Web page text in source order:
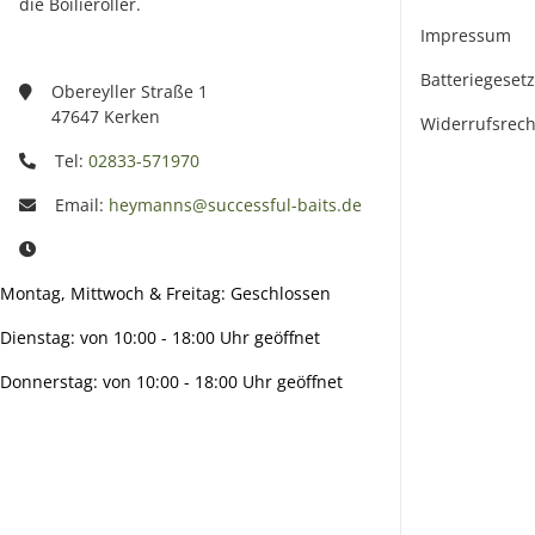
Obereyller Straße 1
47647 Kerken
Tel: 02833-571970
Email: heymanns@successful-baits.de
Montag, Mittwoch & Freitag: Geschlossen
Dienstag: von 10:00 - 18:00 Uhr geöffnet
Donnerstag: von 10:00 - 18:00 Uhr geöffnet
Impressum